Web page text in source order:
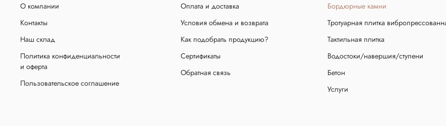
О компании
Контакты
Наш склад
Политика конфиденциальности
и оферта
Пользовательское соглашение
Оплата и доставка
Условия обмена и возврата
Как подобрать продукцию?
Сертификаты
Обратная связь
Бордюрные камни
Тротуарная плитка
Тактильная плитка
Водостоки/навершия/ступени
Бетон
Услуги